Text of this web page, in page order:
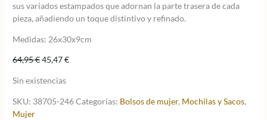
sus variados estampados que adornan la parte trasera de cada
pieza, añadiendo un toque distintivo y refinado.
Medidas: 26x30x9cm
64,95€El
original
era:
45,47€El
es:
45,47 €.
Sin existencias
SKU: 38705-246Categorías: Bolsos de mujer, Mochilas y Sacos,
Mujer